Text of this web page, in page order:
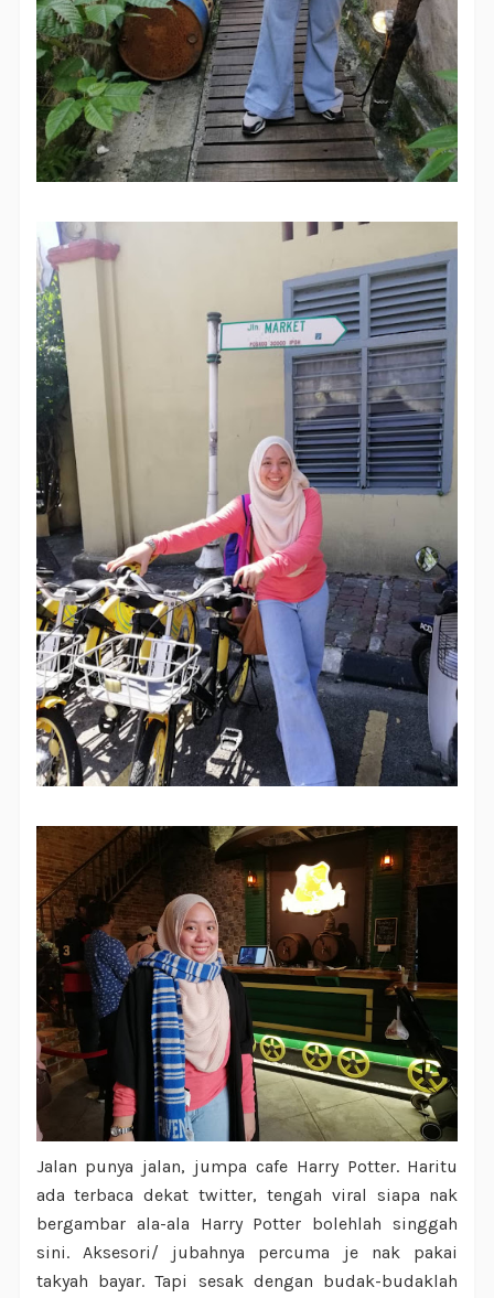
Jalan punya jalan, jumpa cafe Harry Potter. Haritu
ada terbaca dekat twitter, tengah viral siapa nak
bergambar ala-ala Harry Potter bolehlah singgah
sini. Aksesori/ jubahnya percuma je nak pakai
takyah bayar. Tapi sesak dengan budak-budaklah